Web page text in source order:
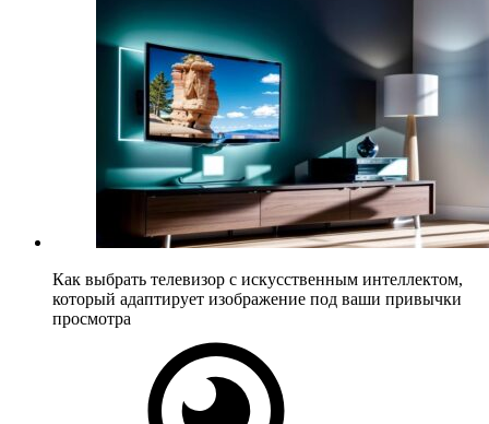
Как выбрать телевизор с искусственным интеллектом,
который адаптирует изображение под ваши привычки
просмотра